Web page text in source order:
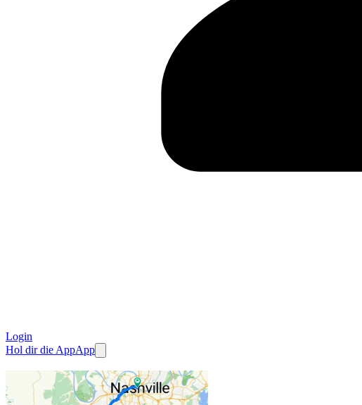
Login
Hol dir die AppApp